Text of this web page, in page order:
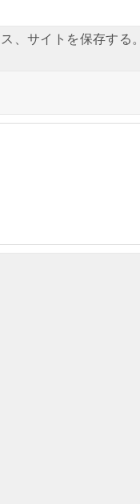
、サイトを保存する。